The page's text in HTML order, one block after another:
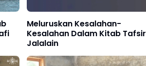
Meluruskan Kesalahan-
Kesalahan Dalam Kitab Tafsir
Jalalain